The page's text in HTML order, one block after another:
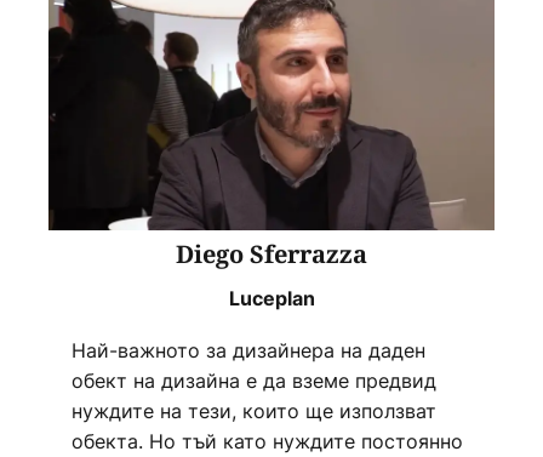
Diego Sferrazza
Luceplan
Най-важното за дизайнера на даден
обект на дизайна е да вземе предвид
нуждите на тези, които ще използват
обекта. Но тъй като нуждите постоянно